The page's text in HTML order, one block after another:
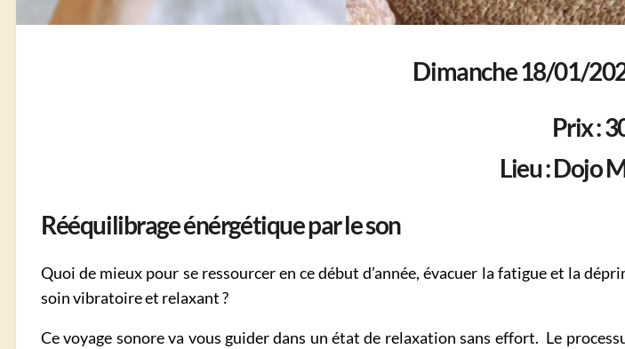
Dimanche 18/01/
Prix :
Lieu : Dojo
Rééquilibrage énérgétique par le son
Quoi de mieux pour se ressourcer en ce début d’année, évacuer la fatigue et la
soin vibratoire et relaxant ?
Ce voyage sonore va vous guider dans un état de relaxation sans effort. Le